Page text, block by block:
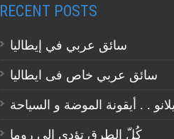
RECENT POSTS
سائق عربي في إيطاليا
سائق عربي خاص فى ايطاليا
كُلّ الطرق تؤدي إلى روما